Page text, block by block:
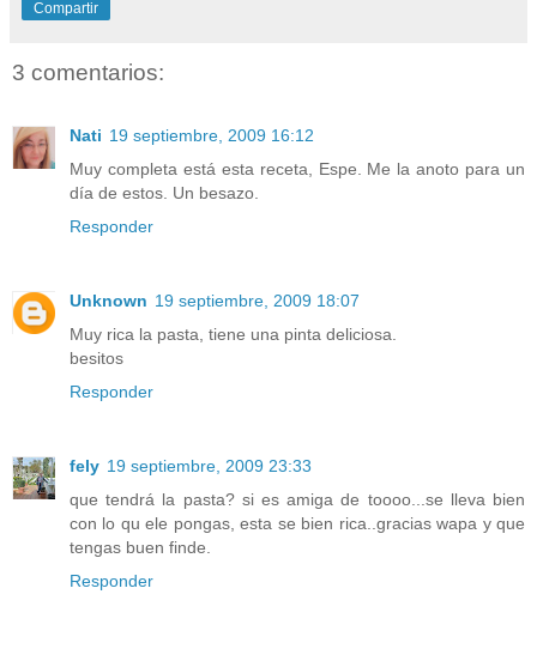
Compartir
3 comentarios:
Nati 19 septiembre, 2009 16:12
Muy completa está esta receta, Espe. Me la anoto para un
día de estos. Un besazo.
Responder
Unknown 19 septiembre, 2009 18:07
Muy rica la pasta, tiene una pinta deliciosa.
besitos
Responder
fely 19 septiembre, 2009 23:33
que tendrá la pasta? si es amiga de toooo...se lleva bien
con lo qu ele pongas, esta se bien rica..gracias wapa y que
tengas buen finde.
Responder